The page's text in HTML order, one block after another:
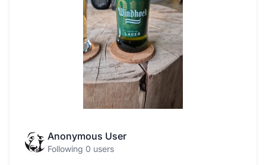
Anonymous User
Following 0 users